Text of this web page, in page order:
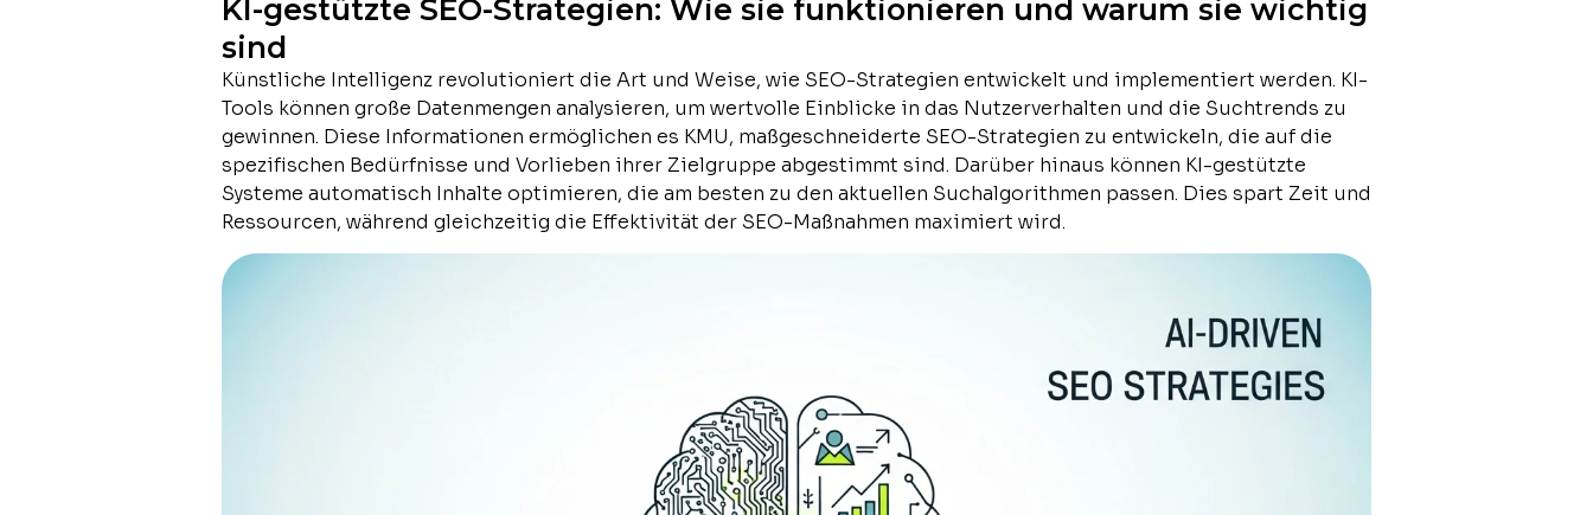
KI-gestützte SEO-Strategien: Wie sie funktionieren und warum sie wichtig
sind
Künstliche Intelligenz revolutioniert die Art und Weise, wie SEO-Strategien entwickelt und implementiert werden. KI-
Tools können große Datenmengen analysieren, um wertvolle Einblicke in das Nutzerverhalten und die Suchtrends zu
gewinnen. Diese Informationen ermöglichen es KMU, maßgeschneiderte SEO-Strategien zu entwickeln, die auf die
spezifischen Bedürfnisse und Vorlieben ihrer Zielgruppe abgestimmt sind. Darüber hinaus können KI-gestützte
Systeme automatisch Inhalte optimieren, die am besten zu den aktuellen Suchalgorithmen passen. Dies spart Zeit und
Ressourcen, während gleichzeitig die Effektivität der SEO-Maßnahmen maximiert wird.